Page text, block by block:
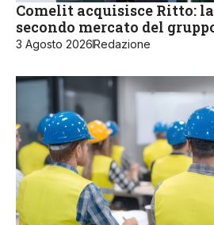
Comelit acquisisce Ritto:
secondo mercato del
3 Agosto 2026Redazione